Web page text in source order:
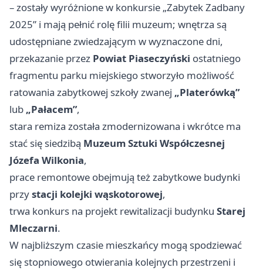
– zostały wyróżnione w konkursie „Zabytek Zadbany
2025” i mają pełnić rolę filii muzeum; wnętrza są
udostępniane zwiedzającym w wyznaczone dni,
przekazanie przez Powiat Piaseczyński ostatniego
fragmentu parku miejskiego stworzyło możliwość
ratowania zabytkowej szkoły zwanej „Platerówką”
lub „Pałacem”,
stara remiza została zmodernizowana i wkrótce ma
stać się siedzibą Muzeum Sztuki Współczesnej
Józefa Wilkonia,
prace remontowe obejmują też zabytkowe budynki
przystacji kolejki wąskotorowej,
trwa konkurs na projekt rewitalizacji budynku Starej
Mleczarni.
W najbliższym czasie mieszkańcy mogą spodziewać
się stopniowego otwierania kolejnych przestrzeni i